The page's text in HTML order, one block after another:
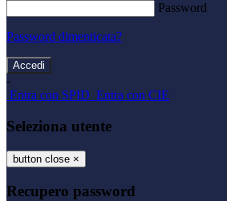
Password
Password dimenticata?
-
Entra con SPID Entra con CIE
Seleziona utente
button close ×
Recupero password